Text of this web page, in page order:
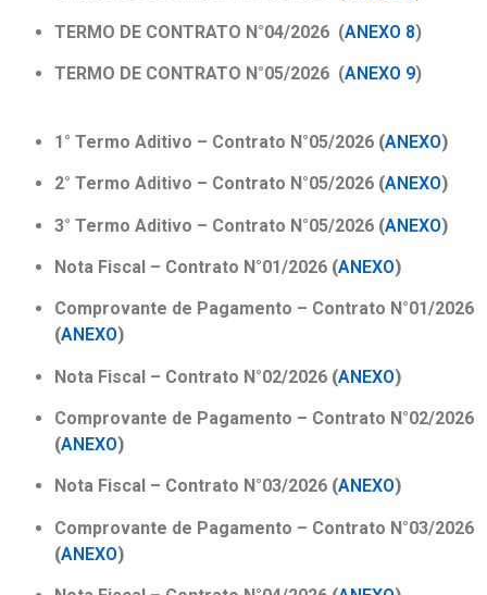
TERMO DE CONTRATO N°04/2026 (ANEXO 8)
TERMO DE CONTRATO N°05/2026 (ANEXO 9)
1° Termo Aditivo – Contrato N°05/2026 (ANEXO)
2° Termo Aditivo – Contrato N°05/2026 (ANEXO)
3° Termo Aditivo – Contrato N°05/2026 (ANEXO)
Nota Fiscal – Contrato N°01/2026 (ANEXO)
Comprovante de Pagamento – Contrato N°01/2026
(ANEXO)
Nota Fiscal – Contrato N°02/2026 (ANEXO)
Comprovante de Pagamento – Contrato N°02/2026
(ANEXO)
Nota Fiscal – Contrato N°03/2026 (ANEXO)
Comprovante de Pagamento – Contrato N°03/2026
(ANEXO)